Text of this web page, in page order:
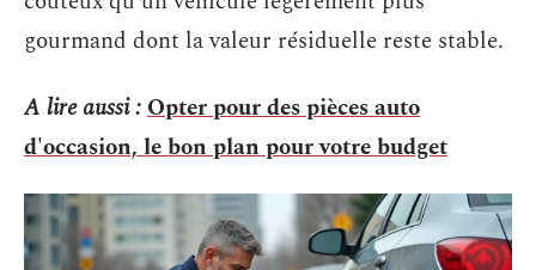
gourmand dont la valeur résiduelle reste stable.
A lire aussi :Opter pour des pièces auto
d'occasion, le bon plan pour votre budget